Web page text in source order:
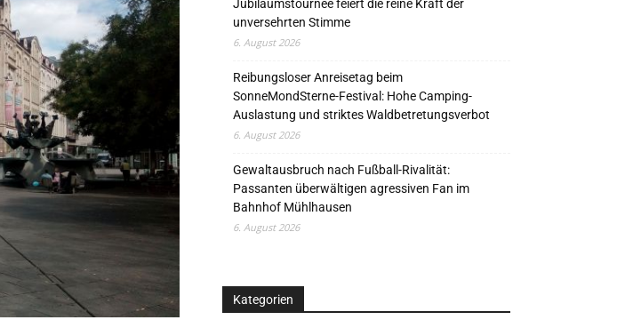
Jubiläumstournee feiert die reine Kraft der
unversehrten Stimme
6. August 2026
Reibungsloser Anreisetag beim
SonneMondSterne-Festival: Hohe Camping-
Auslastung und striktes Waldbetretungsverbot
6. August 2026
Gewaltausbruch nach Fußball-Rivalität:
Passanten überwältigen agressiven Fan im
Bahnhof Mühlhausen
6. August 2026
Kategorien